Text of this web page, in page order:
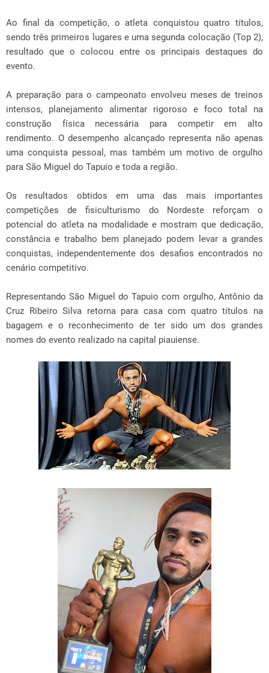
Ao final da competição, o atleta conquistou quatro títulos,
sendo três primeiros lugares e uma segunda colocação (Top 2),
resultado que o colocou entre os principais destaques do
evento.
A preparação para o campeonato envolveu meses de treinos
intensos, planejamento alimentar rigoroso e foco total na
construção física necessária para competir em alto
rendimento. O desempenho alcançado representa não apenas
uma conquista pessoal, mas também um motivo de orgulho
para São Miguel do Tapuio e toda a região.
Os resultados obtidos em uma das mais importantes
competições de fisiculturismo do Nordeste reforçam o
potencial do atleta na modalidade e mostram que dedicação,
constância e trabalho bem planejado podem levar a grandes
conquistas, independentemente dos desafios encontrados no
cenário competitivo.
Representando São Miguel do Tapuio com orgulho, Antônio da
Cruz Ribeiro Silva retorna para casa com quatro títulos na
bagagem e o reconhecimento de ter sido um dos grandes
nomes do evento realizado na capital piauiense.